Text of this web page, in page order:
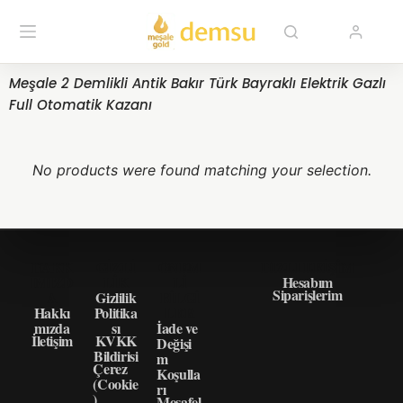
Meşale 2 Demlikli Antik Bakır Türk Bayraklı Elektrik Gazlı
Full Otomatik Kazanı
No products were found matching your selection.
Hakkı
mızda
İletişim
Gizlilik
Politika
sı
KVKK
Bildirisi
Çerez
(Cookie
İade ve
Değişi
m
Koşulla
rı
Hesabım
Siparişlerim